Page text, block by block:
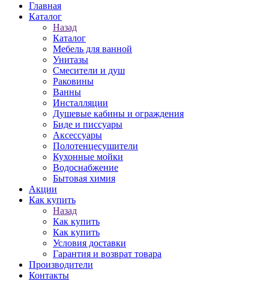
Главная
Каталог
Назад
Каталог
Мебель для ванной
Унитазы
Смесители и душ
Раковины
Ванны
Инсталляции
Душевые кабины и ограждения
Биде и писсуары
Аксессуары
Полотенцесушители
Кухонные мойки
Водоснабжение
Бытовая химия
Акции
Как купить
Назад
Как купить
Как купить
Условия доставки
Гарантия и возврат товара
Производители
Контакты